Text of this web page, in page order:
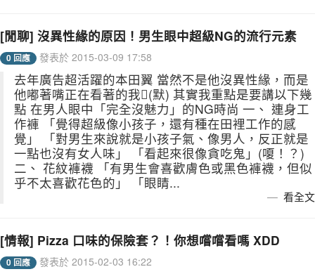
[閒聊] 沒異性緣的原因！男生眼中超級NG的流行元素
0 回應 發表於 2015-03-09 17:58
去年廣告超活躍的本田翼 當然不是他沒異性緣，而是
他嘟著嘴正在看著的我(默) 其實我重點是要講以下幾
點 在男人眼中「完全沒魅力」的NG時尚 一、 連身工
作褲 「覺得超級像小孩子，還有種在田裡工作的感
覺」 「對男生來說就是小孩子氣、像男人，反正就是
一點也沒有女人味」 「看起來很像貪吃鬼」(嗄！？)
二、 花紋褲襪 「有男生會喜歡膚色或黑色褲襪，但似
乎不太喜歡花色的」 「眼睛...
看全文
[情報] Pizza 口味的保險套？！你想嚐嚐看嗎 XDD
0 回應 發表於 2015-02-03 16:22